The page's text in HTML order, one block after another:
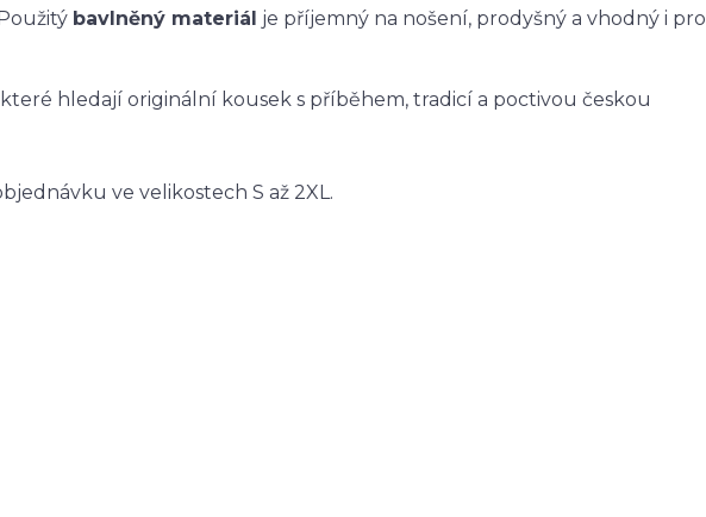
bavlněný materiál je příjemný na nošení, prodyšný a vhodný i pro
hledají originální kousek s příběhem, tradicí a poctivou českou
ve velikostech S až 2XL.